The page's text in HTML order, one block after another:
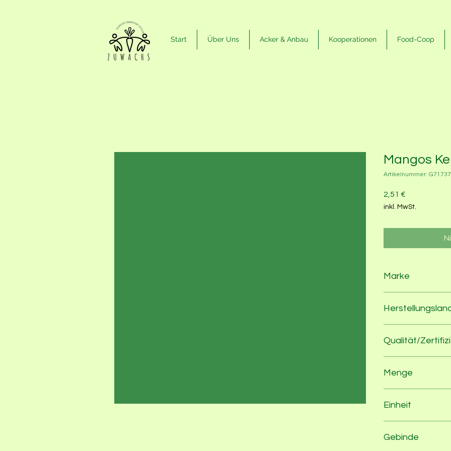
Start Über Uns Acker & Anbau Kooperationen Food-Coop
Mangos
Artikelnummer:
2,51 €
inkl. MwSt.
Marke
Qualität/
Menge
Einheit
Gebinde